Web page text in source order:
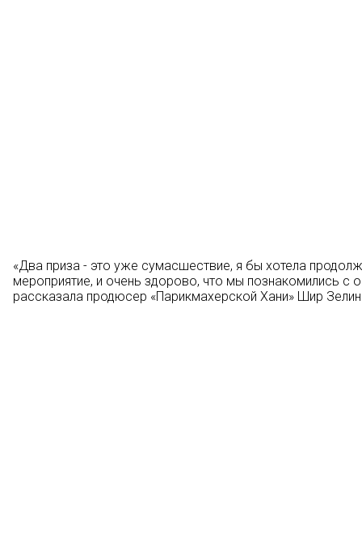
«Два приза - это уже сумасшествие, я бы хотела
мероприятие, и очень здорово, что мы познакомились с
рассказала продюсер «Парикмахерской Хани» Шир